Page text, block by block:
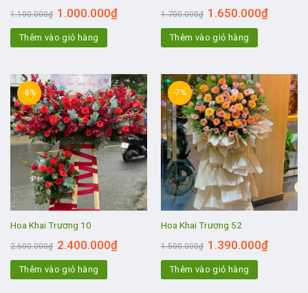
1.100.000₫ 1.000.000₫
Thêm vào giỏ hàng
1.700.000₫ 1.650.000₫
Thêm vào giỏ hàng
-8%
Hoa Khai Trương 10
2.600.000₫ 2.400.000₫
Thêm vào giỏ hàng
-7%
Hoa Khai Trương 52
1.500.000₫ 1.390.000₫
Thêm vào giỏ hàng